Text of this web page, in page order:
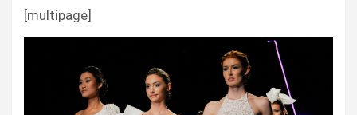
[multipage]